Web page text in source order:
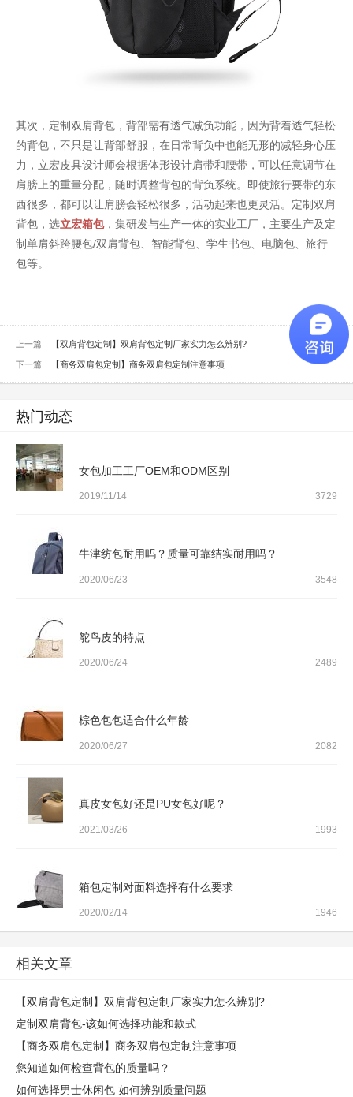
其次，定制双肩背包，背部需有透气减负功能，因为背着透气轻松
的背包，不只是让背部舒服，在日常背负中也能无形的减轻身心压
力，立宏皮具设计师会根据体形设计肩带和腰带，可以任意调节在
肩膀上的重量分配，随时调整背包的背负系统。即使旅行要带的东
西很多，都可以让肩膀会轻松很多，活动起来也更灵活。定制双肩
背包，选立宏箱包，集研发与生产一体的实业工厂，主要生产及定
制单肩斜跨腰包/双肩背包、智能背包、学生书包、电脑包、旅行
包等。
上一篇 【双肩背包定制】双肩背包定制厂家实力怎么辨别?
下一篇 【商务双肩包定制】商务双肩包定制注意事项
热门动态
女包加工工厂OEM和ODM区别
2019/11/14 3729
牛津纺包耐用吗？质量可靠结实耐用吗？
2020/06/23 3548
鸵鸟皮的特点
2020/06/24 2489
棕色包包适合什么年龄
2020/06/27 2082
真皮女包好还是PU女包好呢？
2021/03/26 1993
箱包定制对面料选择有什么要求
2020/02/14 1946
相关文章
【双肩背包定制】双肩背包定制厂家实力怎么辨别?
定制双肩背包-该如何选择功能和款式
【商务双肩包定制】商务双肩包定制注意事项
您知道如何检查背包的质量吗？
如何选择男士休闲包 如何辨别质量问题